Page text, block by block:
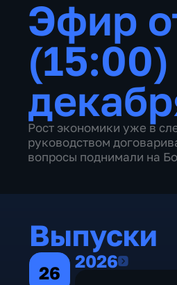
Эфир
(15:00)
Рост экономики уже в
руководством
вопросы поднимали на
Выпуски
26
20262026